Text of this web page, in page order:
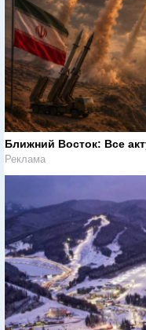
Ближний Восток: Все
Реклама